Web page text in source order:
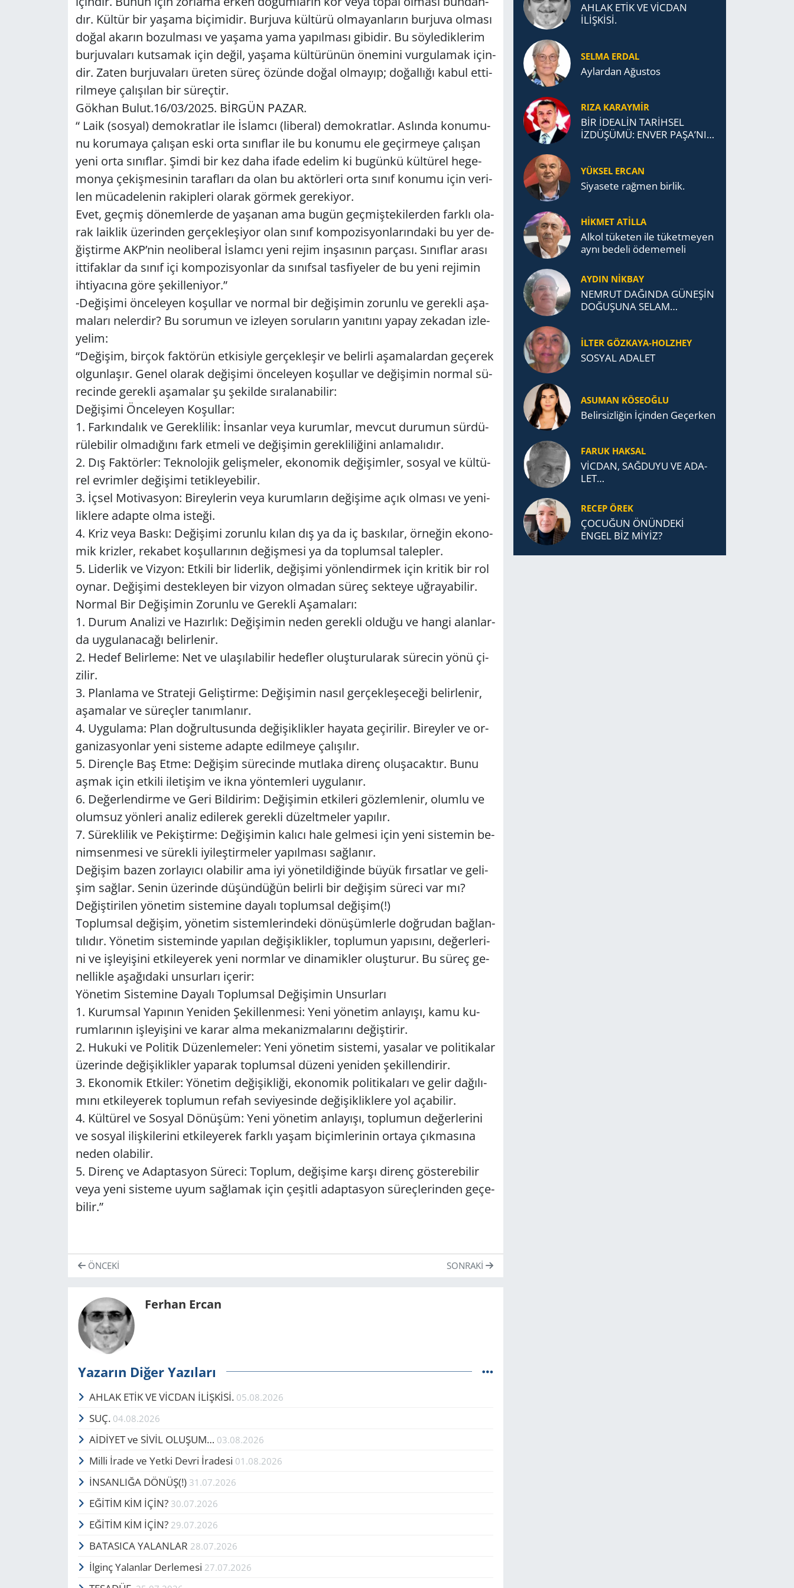
dır. Kül­tür bir ya­şa­ma bi­çi­mi­dir. Bur­ju­va kül­tü­rü ol­ma­yan­la­rın bur­ju­va ol­ma­sı
doğal aka­rın bo­zul­ma­sı ve ya­şa­ma yama ya­pıl­ma­sı gi­bi­dir. Bu söy­le­dik­le­rim
bur­ju­va­la­rı kut­sa­mak için değil, ya­şa­ma kül­tü­rü­nün öne­mi­ni vur­gu­la­mak için­
dir. Zaten bur­ju­va­la­rı üre­ten süreç özün­de doğal ol­ma­yıp; do­ğal­lı­ğı kabul et­ti­
ril­me­ye ça­lı­şı­lan bir sü­reç­tir.
Gök­han Bulut.16/03/2025. BİRGÜN PAZAR.
“ Laik (sos­yal) de­mok­rat­lar ile İslam­cı (li­be­ral) de­mok­rat­lar. As­lın­da ko­nu­mu­
nu ko­ru­ma­ya ça­lı­şan eski orta sı­nıf­lar ile bu ko­nu­mu ele ge­çir­me­ye ça­lı­şan
yeni orta sı­nıf­lar. Şimdi bir kez daha ifade ede­lim ki bu­gün­kü kül­tü­rel he­ge­
mon­ya çe­kiş­me­si­nin ta­raf­la­rı da olan bu ak­tör­le­ri orta sınıf ko­nu­mu için ve­ri­
len mü­ca­de­le­nin ra­kip­le­ri ola­rak gör­mek ge­re­ki­yor.
Evet, geç­miş dö­nem­ler­de de ya­şa­nan ama bugün geç­miş­te­ki­ler­den fark­lı ola­
rak la­ik­lik üze­rin­den ger­çek­le­şi­yor olan sınıf kom­po­zis­yon­la­rın­da­ki bu yer de­
ğiş­tir­me AKP’nin ne­oli­be­ral İslam­cı yeni rejim in­şa­sı­nın par­ça­sı. Sı­nıf­lar arası
it­ti­fak­lar da sınıf içi kom­po­zis­yon­lar da sı­nıf­sal tas­fi­ye­ler de bu yeni re­ji­min
ih­ti­ya­cı­na göre şe­kil­le­ni­yor.”
-De­ği­şi­mi ön­ce­le­yen ko­şul­lar ve nor­mal bir de­ği­şi­min zo­run­lu ve ge­rek­li aşa­
ma­la­rı ne­ler­dir? Bu so­ru­mun ve iz­le­yen so­ru­la­rın ya­nı­tı­nı yapay ze­ka­dan iz­le­
ye­lim:
“De­ği­şim, bir­çok fak­tö­rün et­ki­siy­le ger­çek­le­şir ve be­lir­li aşa­ma­lar­dan ge­çe­rek
ol­gun­la­şır. Genel ola­rak de­ği­şi­mi ön­ce­le­yen ko­şul­lar ve de­ği­şi­min nor­mal sü­
re­cin­de ge­rek­li aşa­ma­lar şu şe­kil­de sı­ra­la­na­bi­lir:
De­ği­şi­mi Ön­ce­le­yen Ko­şul­lar:
1. Far­kın­da­lık ve Ge­rek­li­lik: İnsan­lar veya ku­rum­lar, mev­cut du­ru­mun sür­dü­
rü­le­bi­lir ol­ma­dı­ğı­nı fark et­me­li ve de­ği­şi­min ge­rek­li­li­ği­ni an­la­ma­lı­dır.
2. Dış Fak­tör­ler: Tek­no­lo­jik ge­liş­me­ler, eko­no­mik de­ği­şim­ler, sos­yal ve kül­tü­
rel ev­rim­ler de­ği­şi­mi te­tik­le­ye­bi­lir.
3. İçsel Mo­ti­vas­yon: Bi­rey­le­rin veya ku­rum­la­rın de­ği­şi­me açık ol­ma­sı ve ye­ni­
lik­le­re adap­te olma is­te­ği.
4. Kriz veya Baskı: De­ği­şi­mi zo­run­lu kılan dış ya da iç bas­kı­lar, ör­ne­ğin eko­no­
mik kriz­ler, re­ka­bet ko­şul­la­rı­nın de­ğiş­me­si ya da top­lum­sal ta­lep­ler.
5. Li­der­lik ve Viz­yon: Et­ki­li bir li­der­lik, de­ği­şi­mi yön­len­dir­mek için kri­tik bir rol
oynar. De­ği­şi­mi des­tek­le­yen bir viz­yon ol­ma­dan süreç sek­te­ye uğ­ra­ya­bi­lir.
Nor­mal Bir De­ği­şi­min Zo­run­lu ve Ge­rek­li Aşa­ma­la­rı:
1. Durum Ana­li­zi ve Ha­zır­lık: De­ği­şi­min neden ge­rek­li ol­du­ğu ve hangi alan­lar­
da uy­gu­la­na­ca­ğı be­lir­le­nir.
2. Hedef Be­lir­le­me: Net ve ula­şı­la­bi­lir he­def­ler oluş­tu­ru­la­rak sü­re­cin yönü çi­
zi­lir.
3. Plan­la­ma ve St­ra­te­ji Ge­liş­tir­me: De­ği­şi­min nasıl ger­çek­le­şe­ce­ği be­lir­le­nir,
aşa­ma­lar ve sü­reç­ler ta­nım­la­nır.
4. Uy­gu­la­ma: Plan doğ­rul­tu­sun­da de­ği­şik­lik­ler ha­ya­ta ge­çi­ri­lir. Bi­rey­ler ve or­
ga­ni­zas­yon­lar yeni sis­te­me adap­te edil­me­ye ça­lı­şı­lır.
5. Di­renç­le Baş Etme: De­ği­şim sü­re­cin­de mut­la­ka di­renç olu­şa­cak­tır. Bunu
aşmak için et­ki­li ile­ti­şim ve ikna yön­tem­le­ri uy­gu­la­nır.
6. De­ğer­len­dir­me ve Geri Bil­di­rim: De­ği­şi­min et­ki­le­ri göz­lem­le­nir, olum­lu ve
olum­suz yön­le­ri ana­liz edi­le­rek ge­rek­li dü­zelt­me­ler ya­pı­lır.
7. Sü­rek­li­lik ve Pe­kiş­tir­me: De­ği­şi­min ka­lı­cı hale gel­me­si için yeni sis­te­min be­
nim­sen­me­si ve sü­rek­li iyi­leş­tir­me­ler ya­pıl­ma­sı sağ­la­nır.
De­ği­şim bazen zor­la­yı­cı ola­bi­lir ama iyi yö­ne­til­di­ğin­de büyük fır­sat­lar ve ge­li­
şim sağ­lar. Senin üze­rin­de dü­şün­dü­ğün be­lir­li bir de­ği­şim sü­re­ci var mı?
De­ğiş­ti­ri­len yö­ne­tim sis­te­mi­ne da­ya­lı top­lum­sal de­ği­şim(!)
Top­lum­sal de­ği­şim, yö­ne­tim sis­tem­le­rin­de­ki dö­nü­şüm­ler­le doğ­ru­dan bağ­lan­
tı­lı­dır. Yö­ne­tim sis­te­min­de ya­pı­lan de­ği­şik­lik­ler, top­lu­mun ya­pı­sı­nı, de­ğer­le­ri­
ni ve iş­le­yi­şi­ni et­ki­le­ye­rek yeni norm­lar ve di­na­mik­ler oluş­tu­rur. Bu süreç ge­
nel­lik­le aşa­ğı­da­ki un­sur­la­rı içe­rir:
Yö­ne­tim Sis­te­mi­ne Da­ya­lı Top­lum­sal De­ği­şi­min Un­sur­la­rı
1. Ku­rum­sal Ya­pı­nın Ye­ni­den Şe­kil­len­me­si: Yeni yö­ne­tim an­la­yı­şı, kamu ku­
rum­la­rı­nın iş­le­yi­şi­ni ve karar alma me­ka­niz­ma­la­rı­nı de­ğiş­ti­rir.
2. Hu­ku­ki ve Po­li­tik Dü­zen­le­me­ler: Yeni yö­ne­tim sis­te­mi, ya­sa­lar ve po­li­ti­ka­lar
üze­rin­de de­ği­şik­lik­ler ya­pa­rak top­lum­sal dü­ze­ni ye­ni­den şe­kil­len­di­rir.
3. Eko­no­mik Et­ki­ler: Yö­ne­tim de­ği­şik­li­ği, eko­no­mik po­li­ti­ka­la­rı ve gelir da­ğı­lı­
mı­nı et­ki­le­ye­rek top­lu­mun refah se­vi­ye­sin­de de­ği­şik­lik­le­re yol aça­bi­lir.
4. Kül­tü­rel ve Sos­yal Dö­nü­şüm: Yeni yö­ne­tim an­la­yı­şı, top­lu­mun de­ğer­le­ri­ni
ve sos­yal iliş­ki­le­ri­ni et­ki­le­ye­rek fark­lı yaşam bi­çim­le­ri­nin or­ta­ya çık­ma­sı­na
neden ola­bi­lir.
5. Di­renç ve Adap­tas­yon Sü­re­ci: Top­lum, de­ği­şi­me karşı di­renç gös­te­re­bi­lir
veya yeni sis­te­me uyum sağ­la­mak için çe­şit­li adap­tas­yon sü­reç­le­rin­den ge­çe­
bi­lir.”
ÖNCEKI SONRAKI
Ferhan Ercan
Yazarın Diğer Yazıları
AHLAK ETİK VE VİCDAN İLİŞKİSİ. 05.08.2026
SUÇ. 04.08.2026
AİDİYET ve SİVİL OLUŞUM… 03.08.2026
Milli İrade ve Yetki Devri İradesi 01.08.2026
İNSANLIĞA DÖNÜŞ(!) 31.07.2026
EĞİTİM KİM İÇİN? 30.07.2026
EĞİTİM KİM İÇİN? 29.07.2026
BATASICA YALANLAR 28.07.2026
İlginç Yalanlar Derlemesi 27.07.2026
AHLAK ETİK VE VİCDAN
İLİŞKİSİ.
SELMA ERDAL
Aylardan Ağustos
RIZA KARAYMIR
BİR İDEALİN TARİHSEL
İZDÜŞÜMÜ: ENVER PAŞA’NIN
TEŞKİLATI’NA UZANAN
MİRASI
YÜKSEL ERCAN
Siyasete rağmen birlik.
HİKMET ATİLLA
Alkol tü­ke­ten ile tü­ket­me­yen
aynı be­de­li öde­me­me­li
AYDIN NİKBAY
NEMRUT DAĞINDA GÜNEŞİN
DOĞUŞUNA SELAM
İLTER GÖZKAYA-HOLZHEY
SOSYAL ADALET
ASUMAN KÖSEOĞLU
Belirsizliğin İçinden Geçerken
FARUK HAKSAL
VİCDAN, SAĞ­DU­YU VE ADA­
LET…
RECEP ÖREK
ÇOCUĞUN ÖNÜNDEKİ
ENGEL BİZ MİYİZ?